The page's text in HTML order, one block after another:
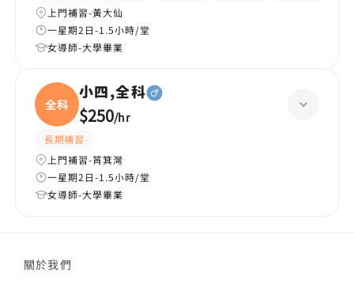
上門補習-黃大仙
一星期2日-1.5小時/堂
女導師-大學畢業
全科
小四,全科
$250/hr
長期補習
上門補習-筲箕灣
一星期2日-1.5小時/堂
女導師-大學畢業
關於我們